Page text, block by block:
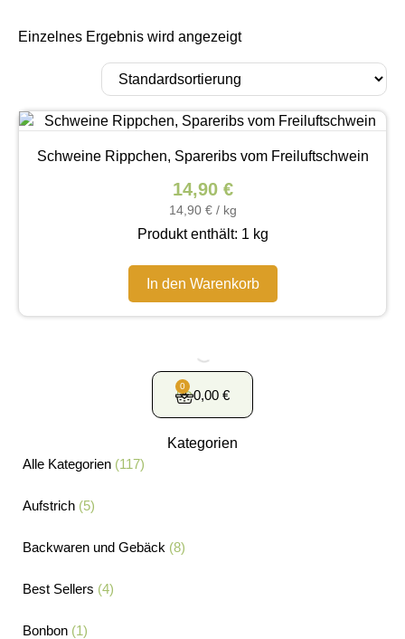
Einzelnes Ergebnis wird angezeigt
Schweine Rippchen, Spareribs vom Freiluftschwein
14,90 €
14,90 €/ kg
Produkt enthält: 1 kg
In den Warenkorb
0,00 €
0
Kategorien
Alle Kategorien (117)
Aufstrich (5)
Backwaren und Gebäck (8)
Best Sellers (4)
Bonbon (1)